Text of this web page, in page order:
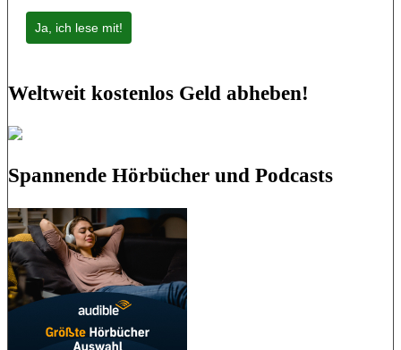
Ja, ich lese mit!
Weltweit kostenlos Geld abheben!
Spannende Hörbücher und Podcasts